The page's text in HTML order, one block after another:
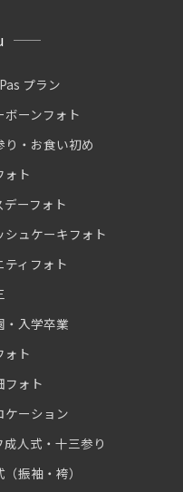
プラン
ボーンフォト
り・お食い初め
ォト
デーフォト
シュケーキフォト
ティフォト
・入学卒業
ォト
フォト
ケーション
成人式・十三参り
振袖・袴）